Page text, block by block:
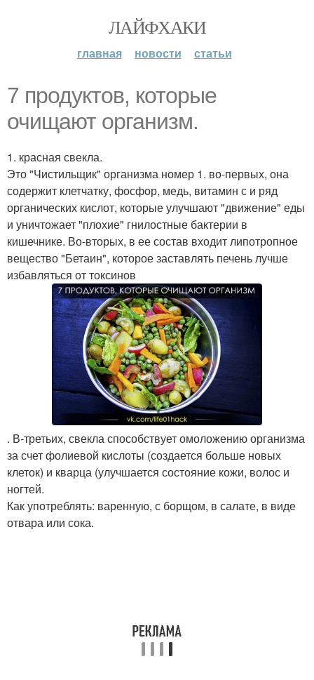
ЛАЙФХАКИ
главная новости статьи
7 продуктов, которые
очищают организм.
1. красная свекла.
Это "Чистильщик" организма номер 1. во-первых, она
содержит клетчатку, фосфор, медь, витамин с и ряд
органических кислот, которые улучшают "движение" еды
и уничтожает "плохие" гнилостные бактерии в
кишечнике. Во-вторых, в ее состав входит липотропное
вещество "Бетаин", которое заставлять печень лучше
избавляться от токсинов
. В-третьих, свекла способствует омоложению организма
за счет фолиевой кислоты (создается больше новых
клеток) и кварца (улучшается состояние кожи, волос и
ногтей.
Как употреблять: варенную, с борщом, в салате, в виде
отвара или сока.